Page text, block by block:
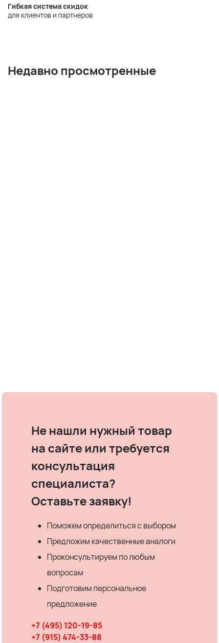
Гибкая система скидок
для клиентов и партнеров
Недавно просмотренные
Не нашли нужный товар
на сайте или требуется
консультация
специалиста?
Оставьте заявку!
Поможем определиться с выбором
Предложим качественные аналоги
Проконсультируем по любым
вопросам
Подготовим персональное
предложение
+7 (495) 120-19-85
+7 (915) 474-33-88